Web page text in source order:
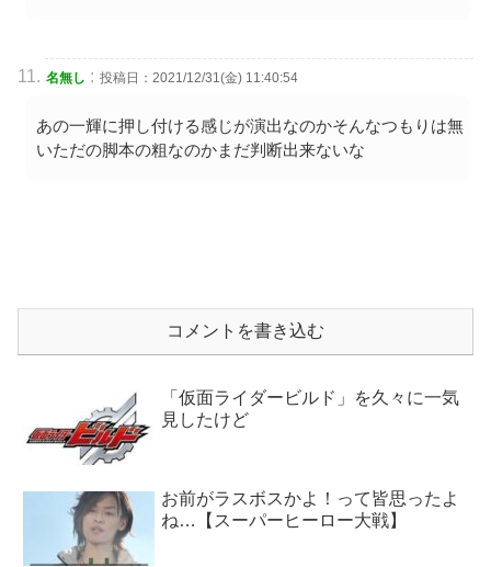
名無し : 投稿日：2021/12/31(金) 11:40:54
あの一輝に押し付ける感じが演出なのかそんなつもりは無
いただの脚本の粗なのかまだ判断出来ないな
コメントを書き込む
「仮面ライダービルド」を久々に一気
見したけど
お前がラスボスかよ！って皆思ったよ
ね…【スーパーヒーロー大戦】